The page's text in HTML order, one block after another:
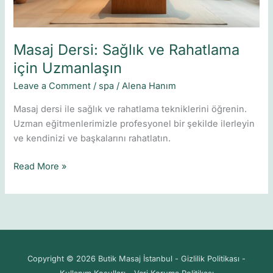
Masaj Dersi: Sağlık ve Rahatlama
için Uzmanlaşın
Leave a Comment / spa /Alena Hanım
Masaj dersi ile sağlık ve rahatlama tekniklerini öğrenin.
Uzman eğitmenlerimizle profesyonel bir şekilde ilerleyin
ve kendinizi ve başkalarını rahatlatın.
Read More »
Copyright © 2026 Butik Masaj İstanbul - Gizlilik Politikası -